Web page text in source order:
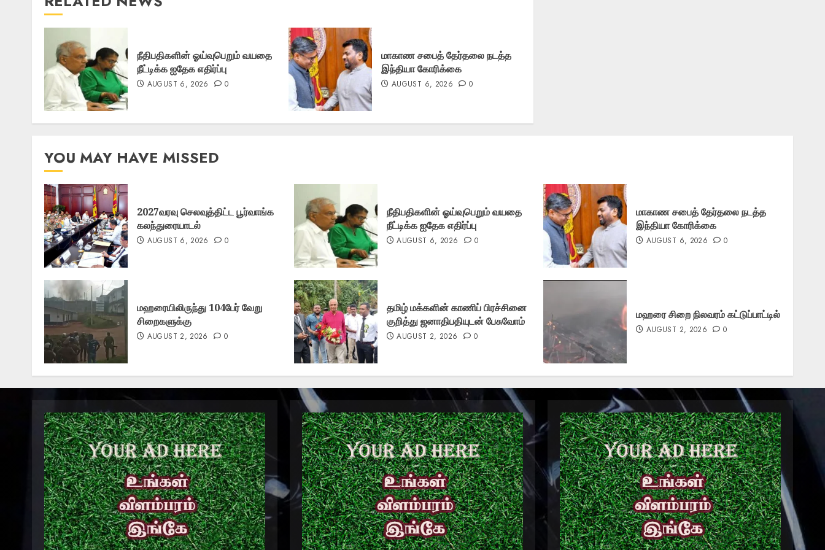
நீதிபதிகளின் ஓய்வுபெறும் வயதை
நீட்டிக்க ஐதேக எதிர்ப்பு
AUGUST 6, 2026 0
மாகாண சபைத் தேர்தலை நடத்த
இந்தியா கோரிக்கை
AUGUST 6, 2026 0
YOU MAY HAVE MISSED
2027வரவு செலவுத்திட்ட பூர்வாங்க
கலந்துரையாடல்
AUGUST 6, 2026 0
நீதிபதிகளின் ஓய்வுபெறும் வயதை
நீட்டிக்க ஐதேக எதிர்ப்பு
AUGUST 6, 2026 0
மாகாண சபைத் தேர்தலை நடத்த
இந்தியா கோரிக்கை
AUGUST 6, 2026 0
மஹரையிலிருந்து 104பேர் வேறு
சிறைகளுக்கு
AUGUST 2, 2026 0
தமிழ் மக்களின் காணிப் பிரச்சினை
குறித்து ஜனாதிபதியுடன் பேசுவோம்
AUGUST 2, 2026 0
மஹரை சிறை நிலவரம் கட்டுப்பாட்டில்
AUGUST 2, 2026 0